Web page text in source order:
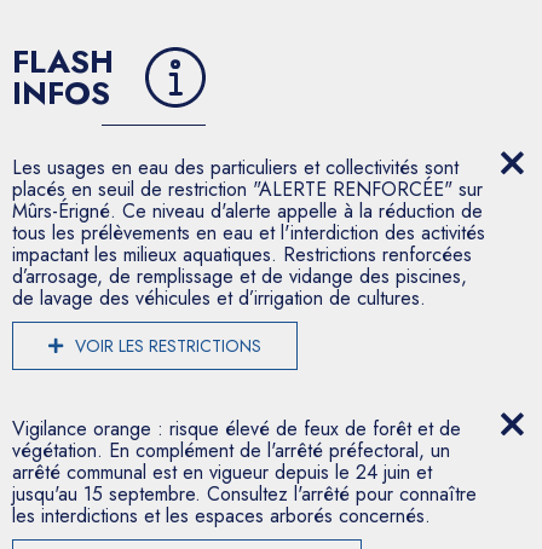
FLASH
INFOS
Les usages en eau des particuliers et collectivités sont
placés en seuil de restriction "ALERTE RENFORCÉE" sur
Mûrs-Érigné. Ce niveau d'alerte appelle à la réduction de
tous les prélèvements en eau et l'interdiction des activités
impactant les milieux aquatiques. Restrictions renforcées
d’arrosage, de remplissage et de vidange des piscines,
de lavage des véhicules et d’irrigation de cultures.
VOIR LES RESTRICTIONS
Vigilance orange : risque élevé de feux de forêt et de
végétation. En complément de l'arrêté préfectoral, un
arrêté communal est en vigueur depuis le 24 juin et
jusqu'au 15 septembre. Consultez l'arrêté pour connaître
les interdictions et les espaces arborés concernés.